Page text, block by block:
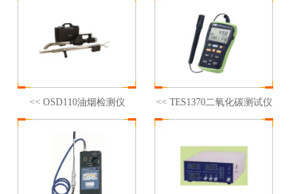
<< OSD110油烟检测仪 << TES1370二氧化碳测试仪